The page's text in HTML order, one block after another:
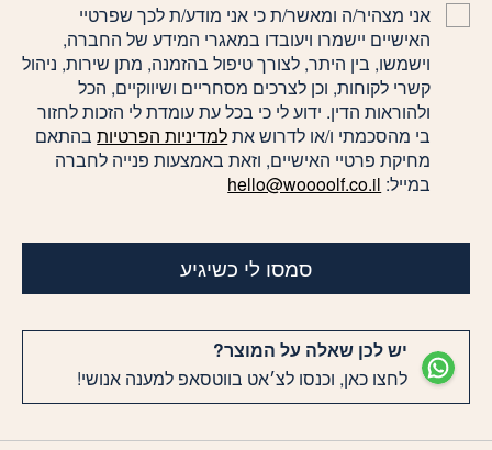
אני מצהיר/ה ומאשר/ת כי אני מודע/ת לכך שפרטיי
האישיים יישמרו ויעובדו במאגרי המידע של החברה,
וישמשו, בין היתר, לצורך טיפול בהזמנה, מתן שירות, ניהול
קשרי לקוחות, וכן לצרכים מסחריים ושיווקיים, הכל
ולהוראות הדין. ידוע לי כי בכל עת עומדת לי הזכות לחזור
בי מהסכמתי ו/או לדרוש אתלמדיניות הפרטיותבהתאם
מחיקת פרטיי האישיים, וזאת באמצעות פנייה לחברה
במייל: hello@woooolf.co.il
סמסו לי כשיגיע
יש לכן שאלה על המוצר?
לחצו כאן, וכנסו לצ׳אט בווטסאפ למענה אנושי!